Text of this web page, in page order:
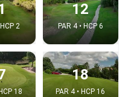
2
12
PAR 4 • HCP 6
18
18
PAR 4 • HCP 16